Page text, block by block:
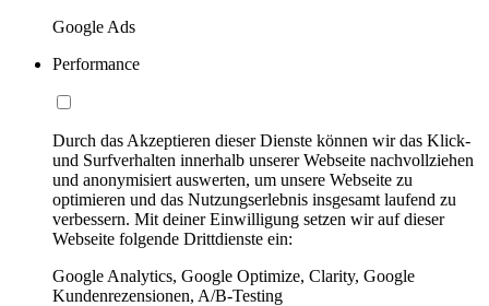
Google Ads
Performance
Durch das Akzeptieren dieser Dienste können wir das Klick-
und Surfverhalten innerhalb unserer Webseite nachvollziehen
und anonymisiert auswerten, um unsere Webseite zu
optimieren und das Nutzungserlebnis insgesamt laufend zu
verbessern. Mit deiner Einwilligung setzen wir auf dieser
Webseite folgende Drittdienste ein:
Google Analytics, Google Optimize, Clarity, Google
Kundenrezensionen, A/B-Testing